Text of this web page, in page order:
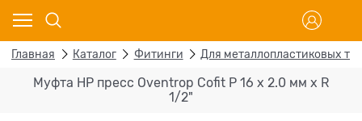
Главная Каталог Фитинги Для металлопластиковых
Муфта НР пресс Oventrop Cofit P 16 х 2.0 мм х R
1/2"